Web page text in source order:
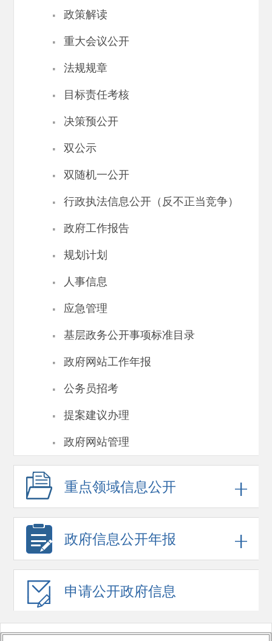
· 政策解读
· 重大会议公开
· 法规规章
· 目标责任考核
· 决策预公开
· 双公示
· 双随机一公开
· 行政执法信息公开（反不正当竞争）
· 政府工作报告
· 规划计划
· 人事信息
· 应急管理
· 基层政务公开事项标准目录
· 政府网站工作年报
· 公务员招考
· 提案建议办理
· 政府网站管理
重点领域信息公开
政府信息公开年报
申请公开政府信息